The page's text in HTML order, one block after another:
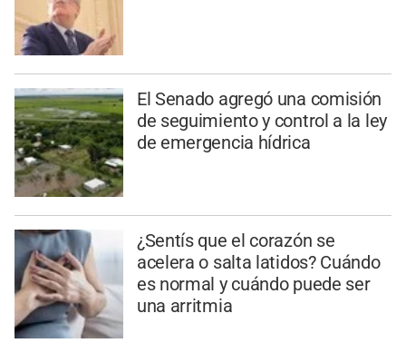
El Senado agregó una comisión
de seguimiento y control a la ley
de emergencia hídrica
¿Sentís que el corazón se
acelera o salta latidos? Cuándo
es normal y cuándo puede ser
una arritmia